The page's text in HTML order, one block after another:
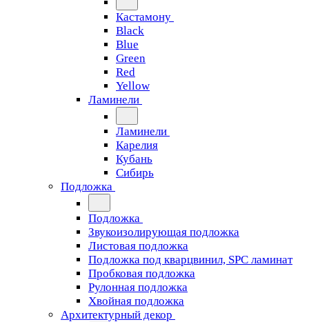
Кастамону
Black
Blue
Green
Red
Yellow
Ламинели
Ламинели
Карелия
Кубань
Сибирь
Подложка
Подложка
Звукоизолирующая подложка
Листовая подложка
Подложка под кварцвинил, SPC ламинат
Пробковая подложка
Рулонная подложка
Хвойная подложка
Архитектурный декор